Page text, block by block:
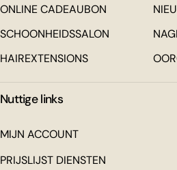
ONLINE CADEAUBON
SCHOONHEIDSSALON
HAIREXTENSIONS
Nuttige links
MIJN ACCOUNT
PRIJSLIJST DIENSTEN